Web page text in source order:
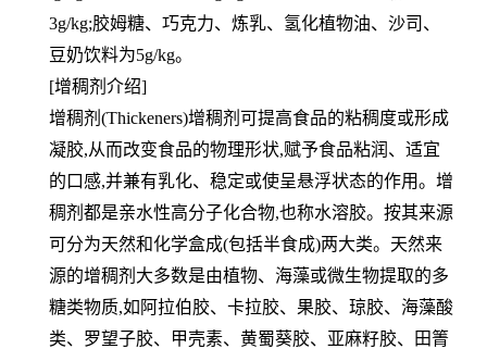
3g/kg;胶姆糖、巧克力、炼乳、氢化植物油、沙司、
豆奶饮料为5g/kg。
[增稠剂介绍]
增稠剂(Thickeners)增稠剂可提高食品的粘稠度或形成
凝胶,从而改变食品的物理形状,赋予食品粘润、适宜
的口感,并兼有乳化、稳定或使呈悬浮状态的作用。增
稠剂都是亲水性高分子化合物,也称水溶胶。按其来源
可分为天然和化学盒成(包括半食成)两大类。天然来
源的增稠剂大多数是由植物、海藻或微生物提取的多
糖类物质,如阿拉伯胶、卡拉胶、果胶、琼胶、海藻酸
类、罗望子胶、甲壳素、黄蜀葵胶、亚麻籽胶、田箐